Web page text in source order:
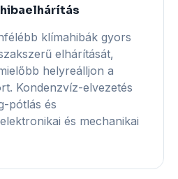
klímahibák gyors
elhárítását,
helyreálljon a
Kondenzvíz-elvezetés
pótlás és
és mechanikai